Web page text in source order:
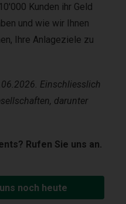
Kunden ihr Geld
und wie wir Ihnen
Ihre Anlageziele zu
Einschliesslich
darunter
Rufen Sie uns an.
noch heute